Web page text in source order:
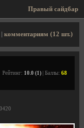
Правый сайдбар
комментариям (12 шт.)
Рейтинг: 10.0 (1) | Баллы: 68